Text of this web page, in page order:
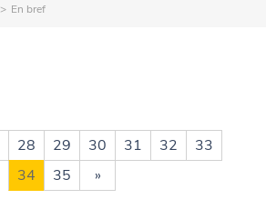
En bref
28 29 30 31 32
33
34
35 »